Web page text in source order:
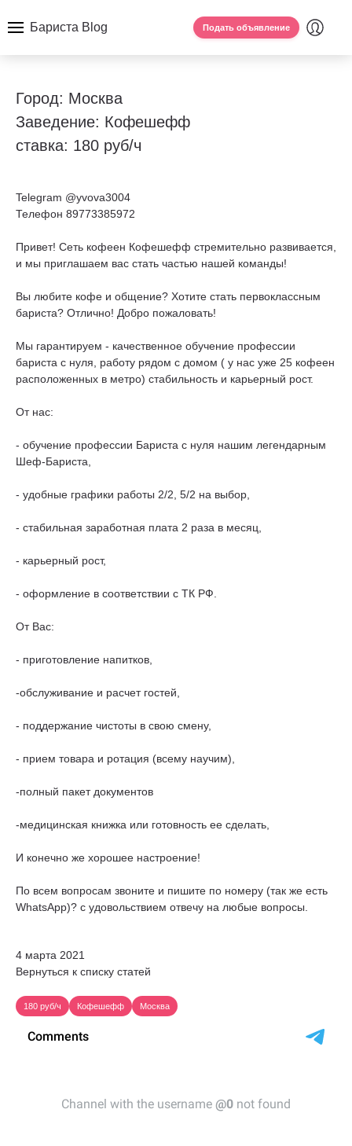
Бариста Blog Подать объявление
Город: Москва
Заведение: Кофешефф
ставка: 180 руб/ч
Telegram @yvova3004
Телефон 89773385972
Привет! Сеть кофеен Кофешефф стремительно развивается,
и мы приглашаем вас стать частью нашей команды!
Вы любите кофе и общение? Хотите стать первоклассным
бариста? Отлично! Добро пожаловать!
Мы гарантируем - качественное обучение профессии
бариста с нуля, работу рядом с домом ( у нас уже 25 кофеен
расположенных в метро) стабильность и карьерный рост.
От нас:
- обучение профессии Бариста с нуля нашим легендарным
Шеф-Бариста,
- удобные графики работы 2/2, 5/2 на выбор,
- стабильная заработная плата 2 раза в месяц,
- карьерный рост,
- оформление в соответствии с ТК РФ.
От Вас:
- приготовление напитков,
-обслуживание и расчет гостей,
- поддержание чистоты в свою смену,
- прием товара и ротация (всему научим),
-полный пакет документов
-медицинская книжка или готовность ее сделать,
И конечно же хорошее настроение!
По всем вопросам звоните и пишите по номеру (так же есть
WhatsApp)? с удовольствием отвечу на любые вопросы.
4 марта 2021
Вернуться к списку статей
180 руб/ч Кофешефф Москва